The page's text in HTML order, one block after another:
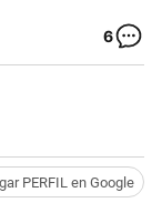
6
PERFIL en Google